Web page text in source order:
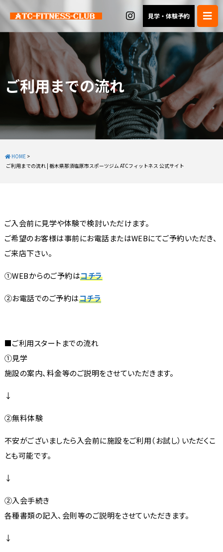
見学・体験予約
ご利用までの流れ
HOME >
ご利用までの流れ | 栃木県那須塩原市スポーツジム ATCフィットネス 公式サイト
ご入会前に見学や体験で検討いただけます。
ご希望のお客様は事前にお電話またはWEBにてご予約いただき、
ご来店下さい。
①WEBからのご予約はコチラ
②お電話でのご予約はコチラ
■ご利用スタートまでの流れ
①見学
施設の案内、料金等のご説明をさせていただきます。
↓
②無料体験
不安がございましたら入会前に施設をご利用（お試し）いただくこ
とも可能です。
↓
②入会手続き
各種書類の記入、会則等のご説明をさせていただきます。
↓